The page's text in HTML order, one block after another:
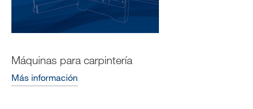
Máquinas para carpintería
Más información